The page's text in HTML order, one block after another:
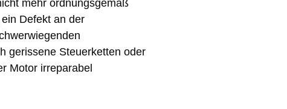
mehr ordnungsgemäß
Defekt an der
gerissene Steuerketten oder
Motor irreparabel